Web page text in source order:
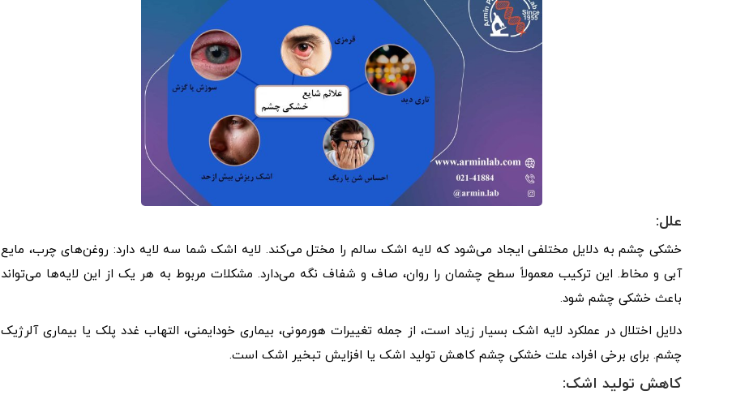
علل:
خشکی چشم به دلایل مختلفی ایجاد می‌شود که لایه اشک سالم را مختل می‌کند. لایه اشک شما سه لایه دارد: روغن‌های چرب، مایع
آبی و مخاط. این ترکیب معمولاً سطح چشمان را روان، صاف و شفاف نگه می‌دارد. مشکلات مربوط به هر یک از این لایه‌ها می‌تواند
باعث خشکی چشم شود.
دلایل اختلال در عملکرد لایه اشک بسیار زیاد است، از جمله تغییرات هورمونی، بیماری خودایمنی، التهاب غدد پلک یا بیماری آلرژیک
چشم. برای برخی افراد، علت خشکی چشم کاهش تولید اشک یا افزایش تبخیر اشک است.
کاهش تولید اشک: